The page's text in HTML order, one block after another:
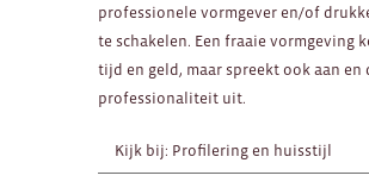
professionele vormgever en/of
te schakelen. Een fraaie vormgeving
tijd en geld, maar spreekt ook aan en
professionaliteit uit.
Kijk bij: Profilering en huisstijl